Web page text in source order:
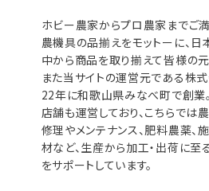
ホビー農家からプロ農家までご
農機具の品揃えをモットーに、
中から商品を取り揃えて皆様の元
また当サイトの運営元である株
22年に和歌山県みなべ町で創業
店舗も運営しており、こちらでは
修理やメンテナンス、肥料農薬、
材など、生産から加工・出荷に至
をサポートしています。